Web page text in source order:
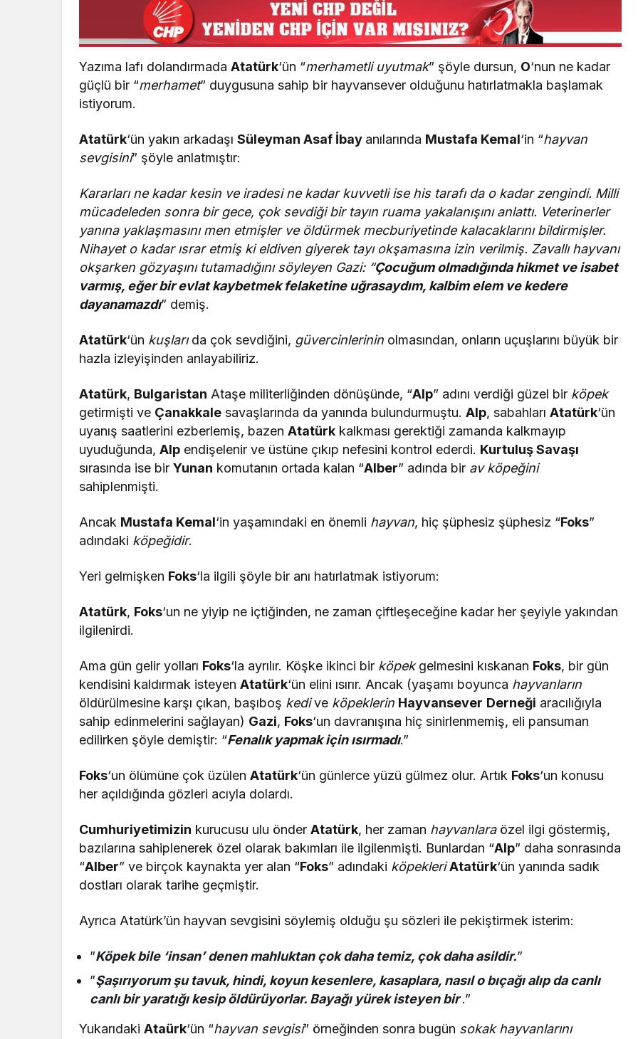
Yazıma lafı dolandırmadaAtatürk‘ün “merhametli uyutmak” şöyle dursun, O‘nun ne kadar
güçlü bir “merhamet” duygusuna sahip bir hayvansever olduğunu hatırlatmakla başlamak
istiyorum.
Atatürk‘ün yakın arkadaşıSüleyman Asaf İbay anılarında Mustafa Kemal‘in “hayvan
sevgisini” şöyle anlatmıştır:
Kararları ne kadar kesin ve iradesi ne kadar kuvvetli ise his tarafı da o kadar zengindi. Milli
mücadeleden sonra bir gece, çok sevdiği bir tayın ruama yakalanışını anlattı. Veterinerler
yanına yaklaşmasını men etmişler ve öldürmek mecburiyetinde kalacaklarını bildirmişler.
Nihayet o kadar ısrar etmiş ki eldiven giyerek tayı okşamasına izin verilmiş. Zavallı hayvanı
okşarken gözyaşını tutamadığını söyleyen Gazi: “Çocuğum olmadığında hikmet ve isabet
varmış, eğer bir evlat kaybetmek felaketine uğrasaydım, kalbim elem ve kedere
dayanamazdı” demiş.
Atatürk‘ün kuşlarıda çok sevdiğini, güvercinlerinin olmasından, onların uçuşlarını büyük bir
hazla izleyişinden anlayabiliriz.
Atatürk, Bulgaristan Ataşe militerliğinden dönüşünde, “Alp” adını verdiği güzel bir köpek
getirmişti ve Çanakkale savaşlarında da yanında bulundurmuştu.Alp, sabahlarıAtatürk‘ün
uyanış saatlerini ezberlemiş, bazenAtatürk kalkması gerektiği zamanda kalkmayıp
uyuduğunda,Alp endişelenir ve üstüne çıkıp nefesini kontrol ederdi. Kurtuluş Savaşı
sırasında ise birYunan komutanın ortada kalan “Alber” adında bir av köpeğini
sahiplenmişti.
Ancak Mustafa Kemal‘in yaşamındaki en önemli hayvan, hiç şüphesiz şüphesiz “Foks”
adındaki köpeğidir.
Yeri gelmişken Foks‘la ilgili şöyle bir anı hatırlatmak istiyorum:
Atatürk, Foks‘un ne yiyip ne içtiğinden, ne zaman çiftleşeceğine kadar her şeyiyle yakından
ilgilenirdi.
Ama gün gelir yolları Foks‘la ayrılır. Köşke ikinci bir köpekgelmesini kıskanan Foks, bir gün
kendisini kaldırmak isteyenAtatürk‘ün elini ısırır. Ancak (yaşamı boyunca hayvanların
öldürülmesine karşı çıkan, başıboş kedive köpeklerin Hayvansever Derneği aracılığıyla
sahip edinmelerini sağlayan) Gazi, Foks‘un davranışına hiç sinirlenmemiş, eli pansuman
edilirken şöyle demiştir: “Fenalık yapmak için ısırmadı.”
Foks‘un ölümüne çok üzülenAtatürk‘ün günlerce yüzü gülmez olur. Artık Foks‘un konusu
her açıldığında gözleri acıyla dolardı.
Cumhuriyetimizin kurucusu ulu önderAtatürk, her zaman hayvanlaraözel ilgi göstermiş,
bazılarına sahiplenerek özel olarak bakımları ile ilgilenmişti. Bunlardan “Alp” daha sonrasında
“Alber” ve birçok kaynakta yer alan “Foks” adındaki köpekleri Atatürk‘ün yanında sadık
dostları olarak tarihe geçmiştir.
Ayrıca Atatürk’ün hayvan sevgisini söylemiş olduğu şu sözleri ile pekiştirmek isterim:
”Köpek bile ‘insan’ denen mahluktan çok daha temiz, çok daha asildir.”
”Şaşırıyorum şu tavuk, hindi, koyun kesenlere, kasaplara, nasıl o bıçağı alıp da canlı
canlı bir yaratığı kesip öldürüyorlar. Bayağı yürek isteyen bir.”
YukarıdakiAtaürk‘ün “hayvan sevgisi” örneğinden sonra bugün sokak hayvanlarını